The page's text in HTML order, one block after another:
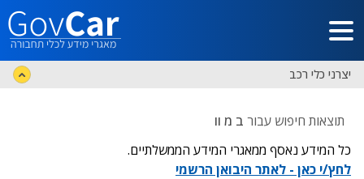
דלג לתוכן הראשי
יצרני כלי רכב
תוצאות חיפוש עבור ב מ וו
כל המידע נאסף ממאגרי המידע הממשלתיים.
לחץ/י כאן - לאתר היבואן הרשמי